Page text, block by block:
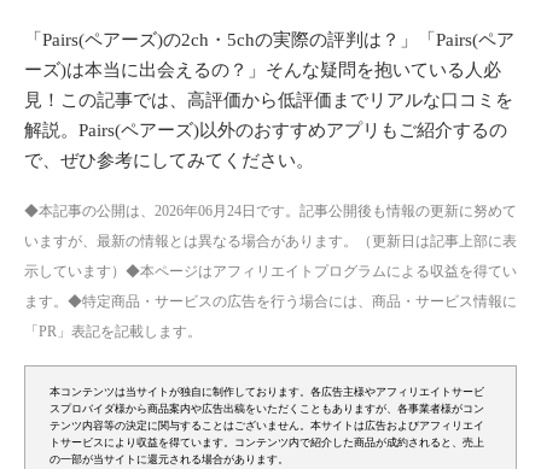
「Pairs(ペアーズ)の2ch・5chの実際の評判は？」「Pairs(ペア
ーズ)は本当に出会えるの？」そんな疑問を抱いている人必
見！この記事では、高評価から低評価までリアルな口コミを
解説。Pairs(ペアーズ)以外のおすすめアプリもご紹介するの
で、ぜひ参考にしてみてください。
◆本記事の公開は、2026年06月24日です。記事公開後も情報の更新に努めて
いますが、最新の情報とは異なる場合があります。（更新日は記事上部に表
示しています）◆本ページはアフィリエイトプログラムによる収益を得てい
ます。◆特定商品・サービスの広告を行う場合には、商品・サービス情報に
「PR」表記を記載します。
本コンテンツは当サイトが独自に制作しております。各広告主様やアフィリエイトサービ
スプロバイダ様から商品案内や広告出稿をいただくこともありますが、各事業者様がコン
テンツ内容等の決定に関与することはございません。本サイトは広告およびアフィリエイ
トサービスにより収益を得ています。コンテンツ内で紹介した商品が成約されると、売上
の一部が当サイトに還元される場合があります。